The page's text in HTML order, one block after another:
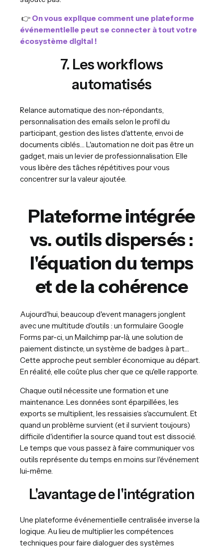
👉 On vous explique comment une plateforme
événementielle peut se connecter à tout votre
écosystème digital !
7. Les workflows
automatisés
Relance automatique des non-répondants,
personnalisation des emails selon le profil du
participant, gestion des listes d'attente, envoi de
documents ciblés… L'automation ne doit pas être un
gadget, mais un levier de professionnalisation. Elle
vous libère des tâches répétitives pour vous
concentrer sur la valeur ajoutée.
Plateforme intégrée
vs. outils dispersés :
l'équation du temps
et de la cohérence
Aujourd'hui, beaucoup d'event managers jonglent
avec une multitude d'outils : un formulaire Google
Forms par-ci, un Mailchimp par-là, une solution de
paiement distincte, un système de badges à part…
Cette approche peut sembler économique au départ.
En réalité, elle coûte plus cher que ce qu'elle rapporte.
Chaque outil nécessite une formation et une
maintenance. Les données sont éparpillées, les
exports se multiplient, les ressaisies s'accumulent. Et
quand un problème survient (et il survient toujours)
difficile d'identifier la source quand tout est dissocié.
Le temps que vous passez à faire communiquer vos
outils représente du temps en moins sur l'événement
lui-même.
L'avantage de l'intégration
Une plateforme événementielle centralisée inverse la
logique. Au lieu de multiplier les compétences
techniques pour faire dialoguer des systèmes